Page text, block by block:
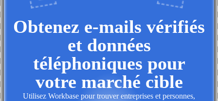
Obtenez e-mails vérifiés
et données
téléphoniques pour
votre marché cible
Utilisez Workbase pour trouver entreprises et personnes,